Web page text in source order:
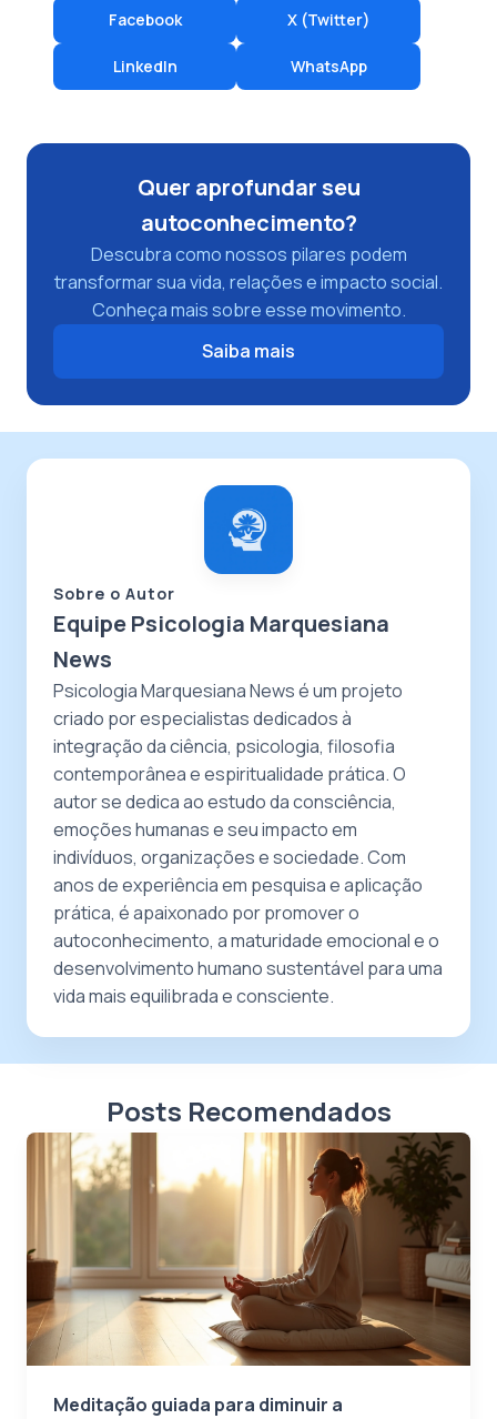
Facebook X (Twitter)
LinkedIn WhatsApp
Quer aprofundar seu
autoconhecimento?
Descubra como nossos pilares podem
transformar sua vida, relações e impacto social.
Conheça mais sobre esse movimento.
Saiba mais
Sobre o Autor
Equipe Psicologia Marquesiana
News
Psicologia Marquesiana News é um projeto
criado por especialistas dedicados à
integração da ciência, psicologia, filosofia
contemporânea e espiritualidade prática. O
autor se dedica ao estudo da consciência,
emoções humanas e seu impacto em
indivíduos, organizações e sociedade. Com
anos de experiência em pesquisa e aplicação
prática, é apaixonado por promover o
autoconhecimento, a maturidade emocional e o
desenvolvimento humano sustentável para uma
vida mais equilibrada e consciente.
Posts Recomendados
Meditação guiada para diminuir a